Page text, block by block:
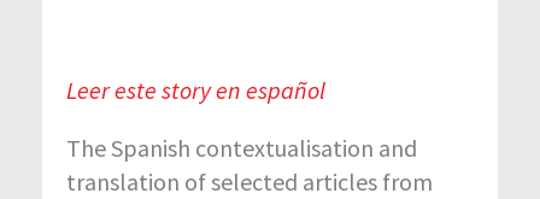
Leer este story en español
The Spanish contextualisation and
translation of selected articles from